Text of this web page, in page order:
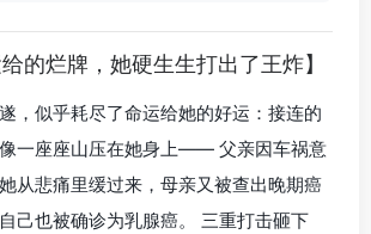
给的烂牌，她硬生生打出了王炸】
，似乎耗尽了命运给她的好运：接连的
一座座山压在她身上—— 父亲因车祸意
从悲痛里缓过来，母亲又被查出晚期癌
己也被确诊为乳腺癌。 三重打击砸下